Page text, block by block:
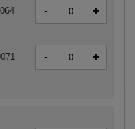
- +
- +